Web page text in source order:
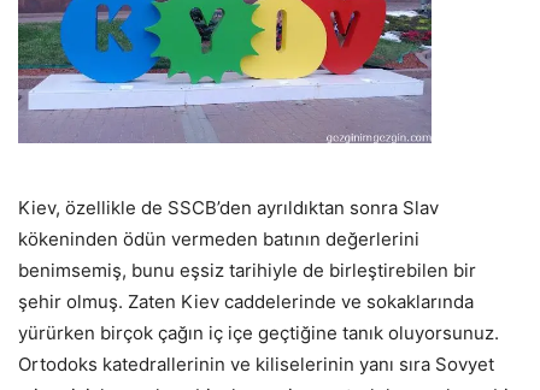
Kiev, özellikle de SSCB’den ayrıldıktan sonra Slav
kökeninden ödün vermeden batının değerlerini
benimsemiş, bunu eşsiz tarihiyle de birleştirebilen bir
şehir olmuş. Zaten Kiev caddelerinde ve sokaklarında
yürürken birçok çağın iç içe geçtiğine tanık oluyorsunuz.
Ortodoks katedrallerinin ve kiliselerinin yanı sıra Sovyet